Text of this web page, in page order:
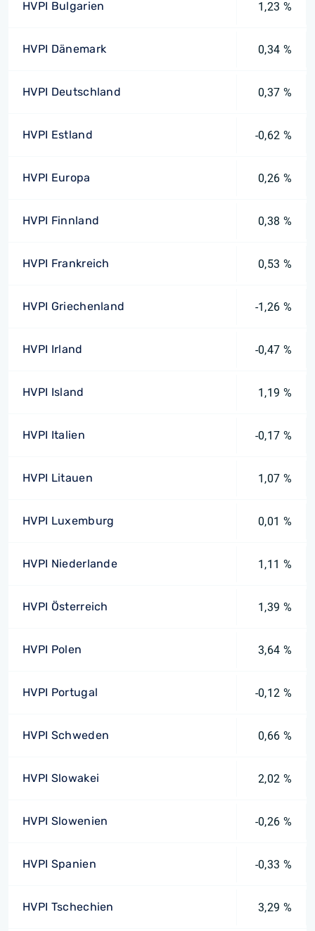
HVPI Bulgarien 1,23 %
HVPI Dänemark 0,34 %
HVPI Deutschland 0,37 %
HVPI Estland -0,62 %
HVPI Europa 0,26 %
HVPI Finnland 0,38 %
HVPI Frankreich 0,53 %
HVPI Griechenland -1,26 %
HVPI Irland -0,47 %
HVPI Island 1,19 %
HVPI Italien -0,17 %
HVPI Litauen 1,07 %
HVPI Luxemburg 0,01 %
HVPI Niederlande 1,11 %
HVPI Österreich 1,39 %
HVPI Polen 3,64 %
HVPI Portugal -0,12 %
HVPI Schweden 0,66 %
HVPI Slowakei 2,02 %
HVPI Slowenien -0,26 %
HVPI Spanien -0,33 %
HVPI Tschechien 3,29 %